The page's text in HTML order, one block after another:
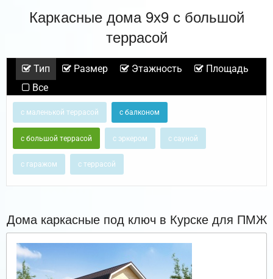
Каркасные дома 9х9 с большой
террасой
Тип Размер Этажность
Площадь
Все
с маленькой террасой с балконом
с большой террасой с эркером с сауной
с гаражом с террасой
Дома каркасные под ключ в Курске для ПМЖ